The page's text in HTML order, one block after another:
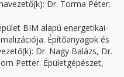
Dr. Torma Péter.
BIM alapú energetikai-
Építőanyagok és
Dr. Nagy Balázs, Dr.
Petter. Épületgépészet,